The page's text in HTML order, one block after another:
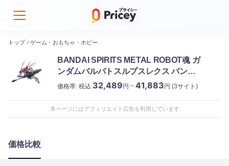
トップ / ゲーム・おもちゃ・ホビー
BANDAI SPIRITS METAL ROBOT魂 ガ
ンダムバルバトスルプスレクス バンダ
イスピリッツ
価格帯: 税込 32,489円 ~ 41,883円 (3サイト)
本ページにはアフィリエイト広告を利用しています
価格比較